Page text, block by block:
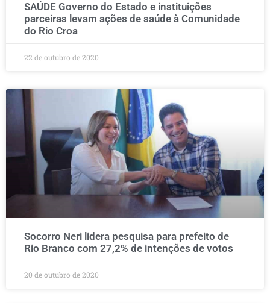
SAÚDE Governo do Estado e instituições
parceiras levam ações de saúde à Comunidade
do Rio Croa
22 de outubro de 2020
Socorro Neri lidera pesquisa para prefeito de
Rio Branco com 27,2% de intenções de votos
20 de outubro de 2020